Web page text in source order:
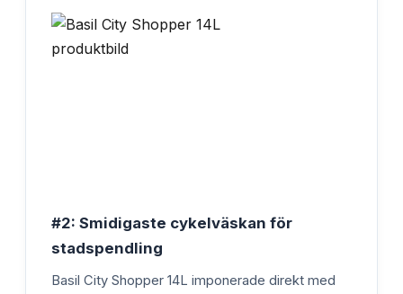
#2: Smidigaste cykelväskan för
stadspendling
Basil City Shopper 14L imponerade direkt med